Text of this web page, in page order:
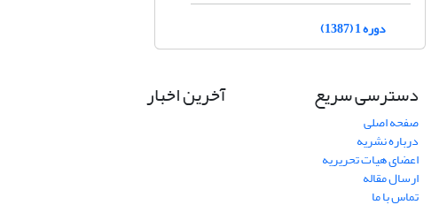
دوره 1 (1387)
دسترسی سریع
صفحه اصلی
درباره نشریه
اعضای هیات تحریریه
ارسال مقاله
تماس با ما
آخرین اخبار